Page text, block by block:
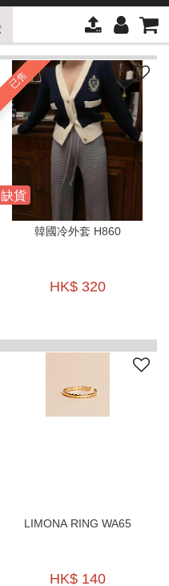
已售
缺貨
韓國冷外套 H860
HK$ 320
LIMONA RING WA65
HK$ 140